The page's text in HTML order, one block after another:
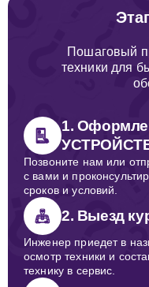
Пошаговый
техники для
1.
Позвоните нам или
с вами и
сроков и условий.
2. Выезд
Инженер приедет в
осмотр техники и
технику в сервис.